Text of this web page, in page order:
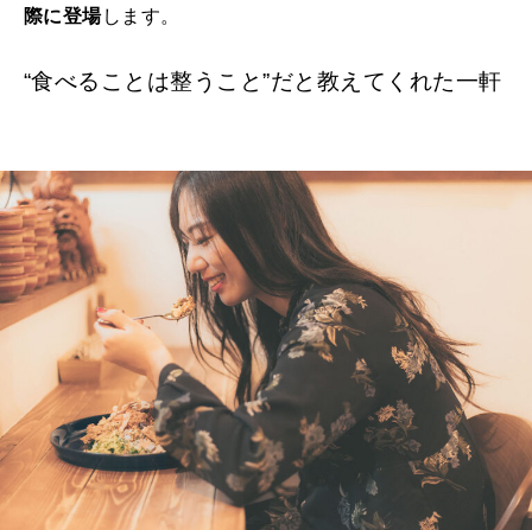
際に登場します。
“食べることは整うこと”だと教えてくれた一軒